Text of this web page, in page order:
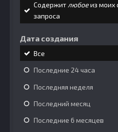
Содержитлюбоеиз моих
запроса
Дата создания
Все
Последние 24 часа
Последняя неделя
Последний месяц
Последние 6 месяцев